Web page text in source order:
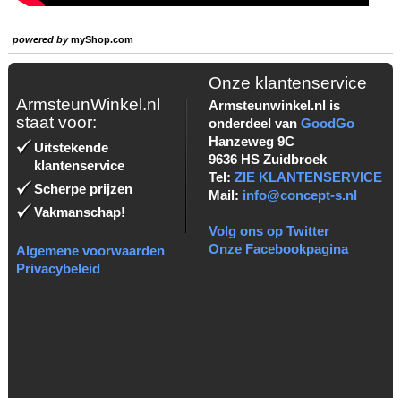
powered bymyShop.com
ArmsteunWinkel.nl
staat voor:
Uitstekende
klantenservice
Scherpe prijzen
Vakmanschap!
Algemene voorwaarden
Privacybeleid
Onze klantenservice
Armsteunwinkel.nl is
onderdeel van GoodGo
Hanzeweg 9C
9636 HS Zuidbroek
Tel: ZIE KLANTENSERVICE
Mail: info@concept-s.nl
Volg ons op Twitter
Onze Facebookpagina